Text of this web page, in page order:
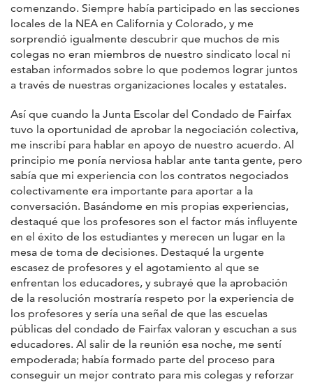
comenzando. Siempre había participado en las secciones
locales de la NEA en California y Colorado, y me
sorprendió igualmente descubrir que muchos de mis
colegas no eran miembros de nuestro sindicato local ni
estaban informados sobre lo que podemos lograr juntos
a través de nuestras organizaciones locales y estatales.
Así que cuando la Junta Escolar del Condado de Fairfax
tuvo la oportunidad de aprobar la negociación colectiva,
me inscribí para hablar en apoyo de nuestro acuerdo. Al
principio me ponía nerviosa hablar ante tanta gente, pero
sabía que mi experiencia con los contratos negociados
colectivamente era importante para aportar a la
conversación. Basándome en mis propias experiencias,
destaqué que los profesores son el factor más influyente
en el éxito de los estudiantes y merecen un lugar en la
mesa de toma de decisiones. Destaqué la urgente
escasez de profesores y el agotamiento al que se
enfrentan los educadores, y subrayé que la aprobación
de la resolución mostraría respeto por la experiencia de
los profesores y sería una señal de que las escuelas
públicas del condado de Fairfax valoran y escuchan a sus
educadores. Al salir de la reunión esa noche, me sentí
empoderada; había formado parte del proceso para
conseguir un mejor contrato para mis colegas y reforzar